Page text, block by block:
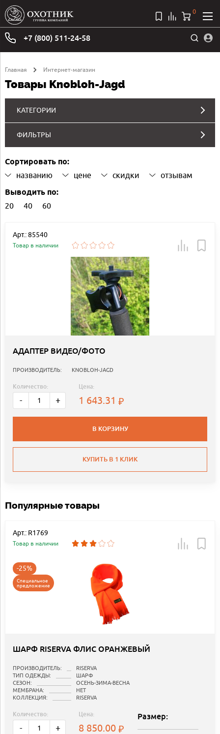
+7 (800) 511-24-58
0
Главная Интернет-магазин
Товары Knobloh-Jagd
КАТЕГОРИИ
ФИЛЬТРЫ
Сортировать по:
названию цене скидки отзывам
Выводить по:
20 40 60
Арт.: 85540
Товар в наличии
АДАПТЕР ВИДЕО/ФОТО
ПРОИЗВОДИТЕЛЬ: KNOBLOH-JAGD
Количество:
- +
Цена:
1 643.31
В КОРЗИНУ
КУПИТЬ В 1 КЛИК
Популярные товары
Арт.: R1769
Товар в наличии
-25%
Специальное
предложение
ШАРФ RISERVA ФЛИС ОРАНЖЕВЫЙ
ПРОИЗВОДИТЕЛЬ:
RISERVA
ТИП ОДЕЖДЫ:
ШАРФ
СЕЗОН:
ОСЕНЬ-ЗИМА-ВЕСНА
МЕМБРАНА:
НЕТ
КОЛЛЕКЦИЯ:
RISERVA
Количество:
- +
Цена:
8 850.00
Размер: